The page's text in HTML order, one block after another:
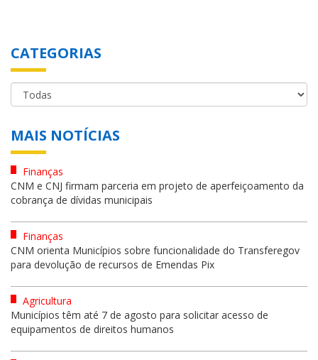
CATEGORIAS
MAIS NOTÍCIAS
Finanças
CNM e CNJ firmam parceria em projeto de aperfeiçoamento da
cobrança de dívidas municipais
Finanças
CNM orienta Municípios sobre funcionalidade do Transferegov
para devolução de recursos de Emendas Pix
Agricultura
Municípios têm até 7 de agosto para solicitar acesso de
equipamentos de direitos humanos